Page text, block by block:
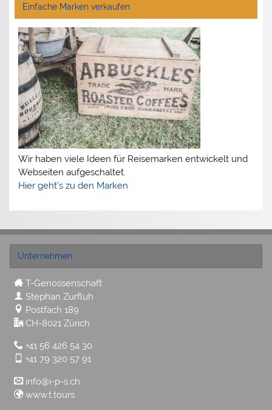
Einfache Marken verkaufen
Wir haben viele Ideen für Reisemarken entwickelt und
Webseiten aufgeschaltet.
Hier geht’s zu den Marken
Unternehmen
T-Genossenschaft
Stephan Zurfluh
Postfach 189
CH-8021 Zürich
+41 56 426 54 30
+41 79 320 57 91
info@i-p-s.ch
www.t.tours